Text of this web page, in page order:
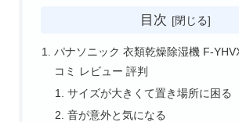
目次
パナソニック 衣類乾燥除湿機 F-
コミ レビュー 評判
サイズが大きくて置き場所に困る
音が意外と気になる